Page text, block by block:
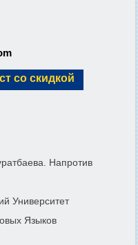
со скидкой
Напротив
Университет
Языков